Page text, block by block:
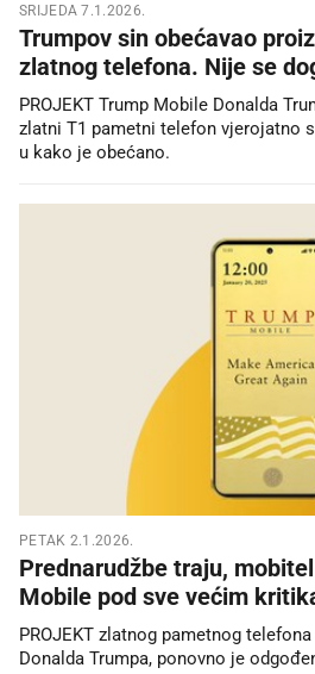
SRIJEDA 7.1.2026.
Trumpov sin obećavao
zlatnog telefona. Nije se
PROJEKT Trump Mobile Donalda
zlatni T1 pametni telefon vjerojatno
u kako je obećano.
PETAK 2.1.2026.
Prednarudžbe traju,
Mobile pod sve većim
PROJEKT zlatnog pametnog
Donalda Trumpa, ponovno je